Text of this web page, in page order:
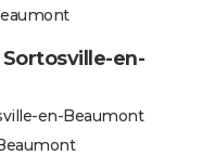
en-
en-Beaumont